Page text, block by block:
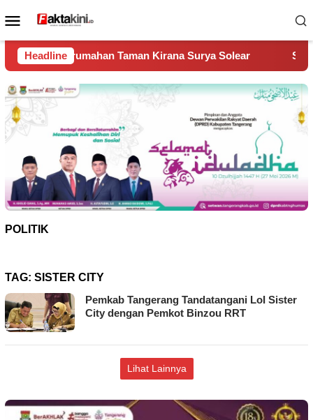
ke
Menu
Mobile
Headline
Taman Kirana Surya Solear Spanyol Juara Piala
POLITIK
TAG: SISTER CITY
Pemkab Tangerang Tandatangani LoI Sister
City dengan Pemkot Binzou RRT
Lihat Lainnya